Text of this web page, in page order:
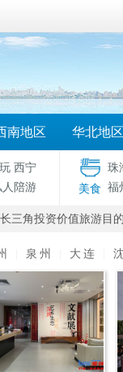
南地区 华北地区
西宁
陪游
美食
珠
福
三角投资价值旅游目
泉州 大连